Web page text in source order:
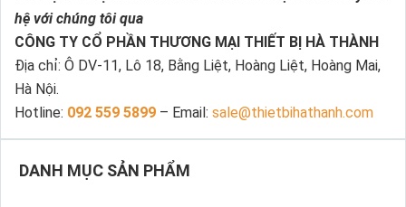
DANH MỤC SẢN PHẨM
hệ với chúng tôi qua
CÔNG TY CỔ PHẦN THƯƠNG MẠI THIẾT BỊ HÀ THÀNH
Địa chỉ: Ô DV-11, Lô 18, Bằng Liệt, Hoàng Liệt, Hoàng Mai,
Hà Nội.
Hotline: 092 559 5899 – Email: sale@thietbihathanh.com